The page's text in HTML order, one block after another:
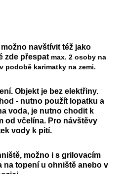
možno navštívit též jako
zde přespat max. 2 osoby na
podobě karimatky na zemi.
Objekt je bez elektřiny.
- nutno použít lopatku a
voda, je nutno chodit k
od včelína. Pro návštěvy
vody k pití.
možno i s grilovacím
na topení u ohniště anebo v